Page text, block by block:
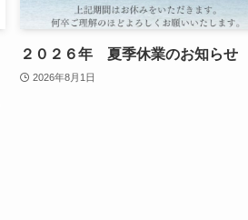
２０２６年 夏季休業のお知らせ
2026年8月1日